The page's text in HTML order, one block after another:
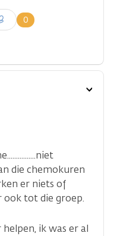
0
die chemokuren
er niets of
ook tot die groep.
ik was er al
Toon